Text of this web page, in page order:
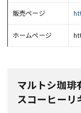
販売ページ
ホームページ
マルトシ珈琲
スコーヒーリ